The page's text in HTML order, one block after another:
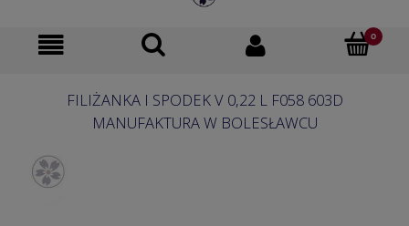
FILIŻANKA I SPODEK V 0,22 L F058 603D
MANUFAKTURA W BOLESŁAWCU